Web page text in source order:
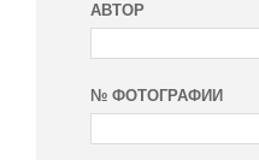
АВТОР
№ ФОТОГРАФИИ